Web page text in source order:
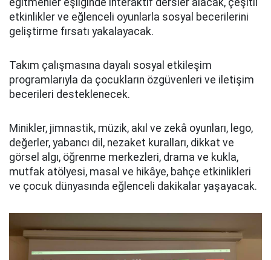
eğitmenler eşliğinde interaktif dersler alacak, çeşitli
etkinlikler ve eğlenceli oyunlarla sosyal becerilerini
geliştirme fırsatı yakalayacak.
Takım çalışmasına dayalı sosyal etkileşim
programlarıyla da çocukların özgüvenleri ve iletişim
becerileri desteklenecek.
Minikler, jimnastik, müzik, akıl ve zekâ oyunları, lego,
değerler, yabancı dil, nezaket kuralları, dikkat ve
görsel algı, öğrenme merkezleri, drama ve kukla,
mutfak atölyesi, masal ve hikâye, bahçe etkinlikleri
ve çocuk dünyasında eğlenceli dakikalar yaşayacak.